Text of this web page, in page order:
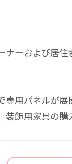
ナーおよび居
専用パネルが
飾用家具の購